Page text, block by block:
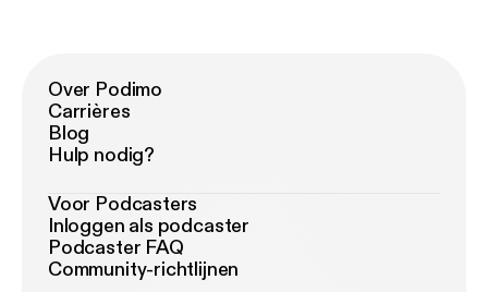
Over Podimo
Carrières
Blog
Hulp nodig?
Voor Podcasters
Inloggen als podcaster
Podcaster FAQ
Community-richtlijnen